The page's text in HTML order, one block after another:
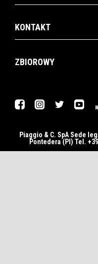
KONTAKT
ZBIOROWY
FacebookInstagram
Twitter
Piaggio & C. SpA Sede
Pontedera (PI) Tel.